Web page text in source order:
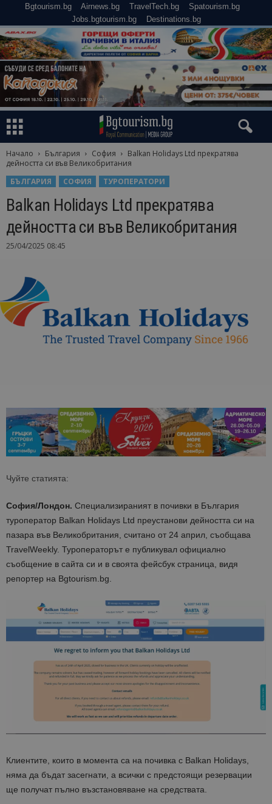
Bgtourism.bg Airnews.bg TravelTech.bg
Spatourism.bg
Jobs.bgtourism.bg
Destinations.bg
Начало България София
Balkan Holidays Ltd прекратява
дейността си във Великобритания
БЪЛГАРИЯ
СОФИЯ ТУРОПЕРАТОРИ
Balkan Holidays Ltd прекратява
дейността си във Великобритания
25/04/2025 08:45
Чуйте статията:
София/Лондон. Специализираният в почивки в България
туроператор Balkan Holidays Ltd преустанови дейността си на
пазара във Великобритания, считано от 24 април, съобщава
TravelWeekly. Туроператорът е публикувал официално
съобщение в сайта си и в своята фейсбук страница, видя
репортер на Bgtourism.bg.
Клиентите, които в момента са на почивка с Balkan Holidays,
няма да бъдат засегнати, а всички с предстоящи резервации
ще получат пълно възстановяване на средствата